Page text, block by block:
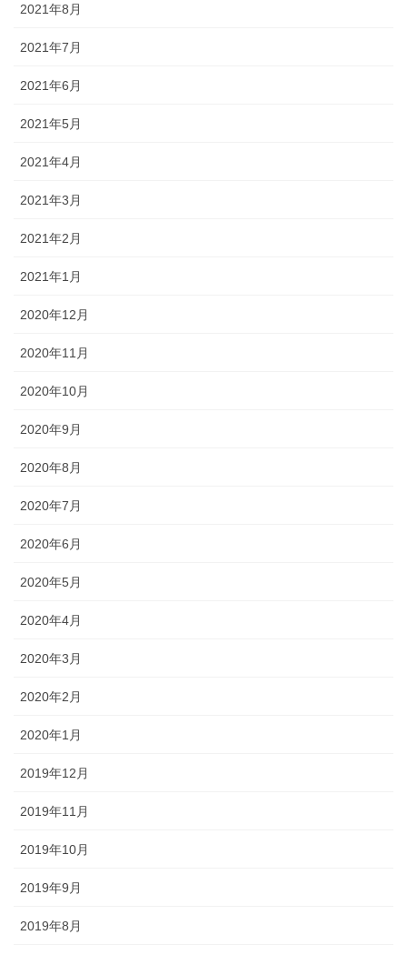
2021年8月
2021年7月
2021年6月
2021年5月
2021年4月
2021年3月
2021年2月
2021年1月
2020年12月
2020年11月
2020年10月
2020年9月
2020年8月
2020年7月
2020年6月
2020年5月
2020年4月
2020年3月
2020年2月
2020年1月
2019年12月
2019年11月
2019年10月
2019年9月
2019年8月